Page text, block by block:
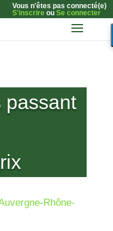
Vous n'êtes pas connecté(e)
S'inscrireou Se connecter
passant
Rhône-